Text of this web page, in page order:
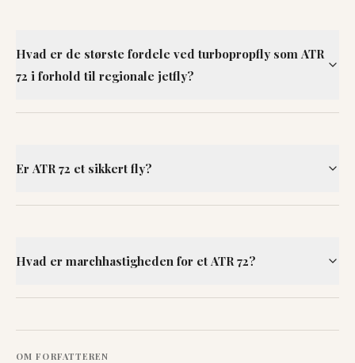
Hvad er de største fordele ved turbopropfly som ATR
72 i forhold til regionale jetfly?
Er ATR 72 et sikkert fly?
Hvad er marchhastigheden for et ATR 72?
OM FORFATTEREN